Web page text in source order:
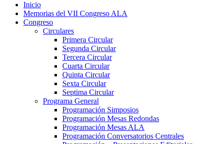
Inicio
Memorias del VII Congreso ALA
Congreso
Circulares
Primera Circular
Segunda Circular
Tercera Circular
Cuarta Circular
Quinta Circular
Sexta Circular
Septima Circular
Programa General
Programación Simposios
Programación Mesas Redondas
Programación Mesas ALA
Programación Conversatorios Centrales